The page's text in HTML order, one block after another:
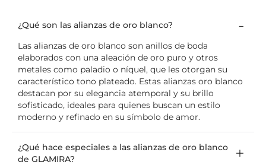
¿Qué son las alianzas de oro blanco?
Las alianzas de oro blanco son anillos de boda
elaborados con una aleación de oro puro y otros
metales como paladio o níquel, que les otorgan su
característico tono plateado. Estas alianzas oro blanco
destacan por su elegancia atemporal y su brillo
sofisticado, ideales para quienes buscan un estilo
moderno y refinado en su símbolo de amor.
¿Qué hace especiales a las alianzas de oro blanco
de GLAMIRA?